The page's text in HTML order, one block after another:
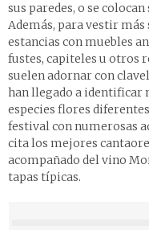
sus paredes, o se
Además, para vestir más
estancias con muebles
fustes, capiteles u otros
suelen adornar con
han llegado a identificar
especies flores
festival con numerosas
cita los mejores
acompañado del vino
tapas típicas.